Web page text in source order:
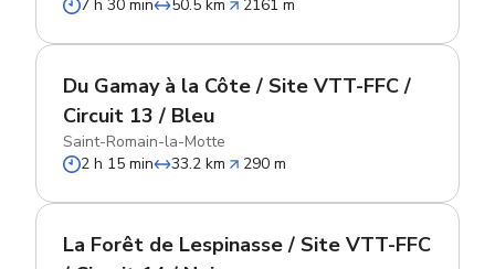
7 h 30 min
50.5 km 2161 m
Du Gamay à la Côte / Site VTT-FFC /
Circuit 13 / Bleu
Saint-Romain-la-Motte
2 h 15 min
33.2 km 290 m
La Forêt de Lespinasse / Site VTT-FFC